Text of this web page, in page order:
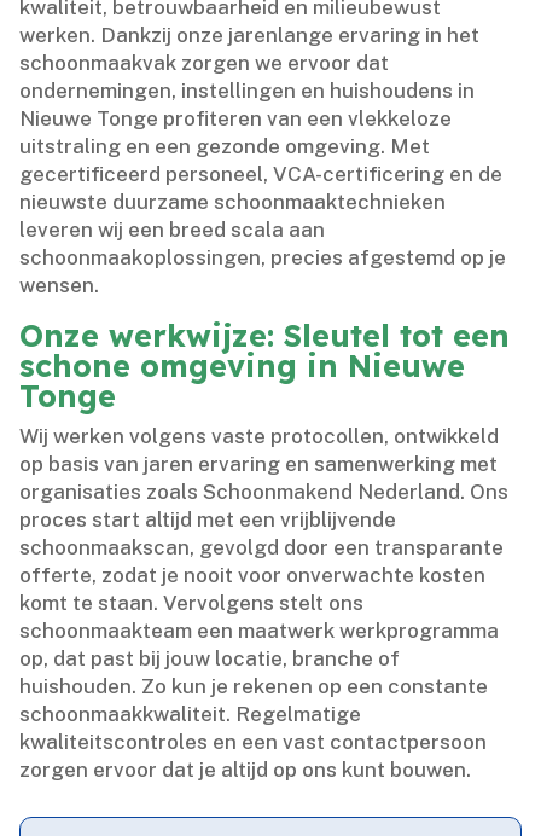
kwaliteit, betrouwbaarheid en milieubewust
werken.​ Dankzij onze jarenlange ervaring in het
schoonmaakvak zorgen we ervoor dat
ondernemingen, instellingen en huishoudens in
Nieuwe Tonge profiteren van een vlekkeloze
uitstraling en een gezonde omgeving.​ Met
gecertificeerd personeel, VCA-certificering en de
nieuwste duurzame schoonmaaktechnieken
leveren wij een breed scala aan
schoonmaakoplossingen, precies afgestemd op je
wensen.​
Onze werkwijze: Sleutel tot een
schone omgeving in Nieuwe
Tonge
Wij werken volgens vaste protocollen, ontwikkeld
op basis van jaren ervaring en samenwerking met
organisaties zoals Schoonmakend Nederland.​ Ons
proces start altijd met een vrijblijvende
schoonmaakscan, gevolgd door een transparante
offerte, zodat je nooit voor onverwachte kosten
komt te staan.​ Vervolgens stelt ons
schoonmaakteam een maatwerk werkprogramma
op, dat past bij jouw locatie, branche of
huishouden.​ Zo kun je rekenen op een constante
schoonmaakkwaliteit.​ Regelmatige
kwaliteitscontroles en een vast contactpersoon
zorgen ervoor dat je altijd op ons kunt bouwen.​